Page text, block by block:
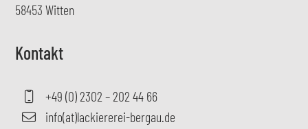
58453 Witten
Kontakt
+49 (0) 2302 – 202 44 66
info(at)lackiererei-bergau.de